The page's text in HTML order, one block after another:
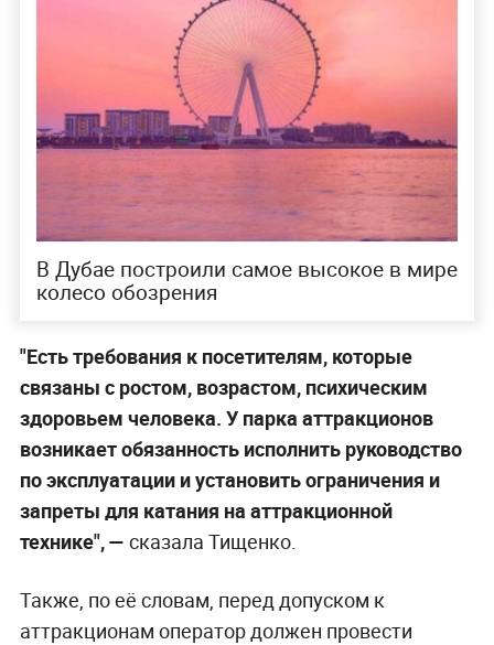
В Дубае построили самое высокое в мире
колесо обозрения
"Есть требования к посетителям, которые
связаны с ростом, возрастом, психическим
здоровьем человека. У парка аттракционов
возникает обязанность исполнить руководство
по эксплуатации и установить ограничения и
запреты для катания на аттракционной
технике", — сказала Тищенко.
Также, по её словам, перед допуском к
аттракционам оператор должен провести